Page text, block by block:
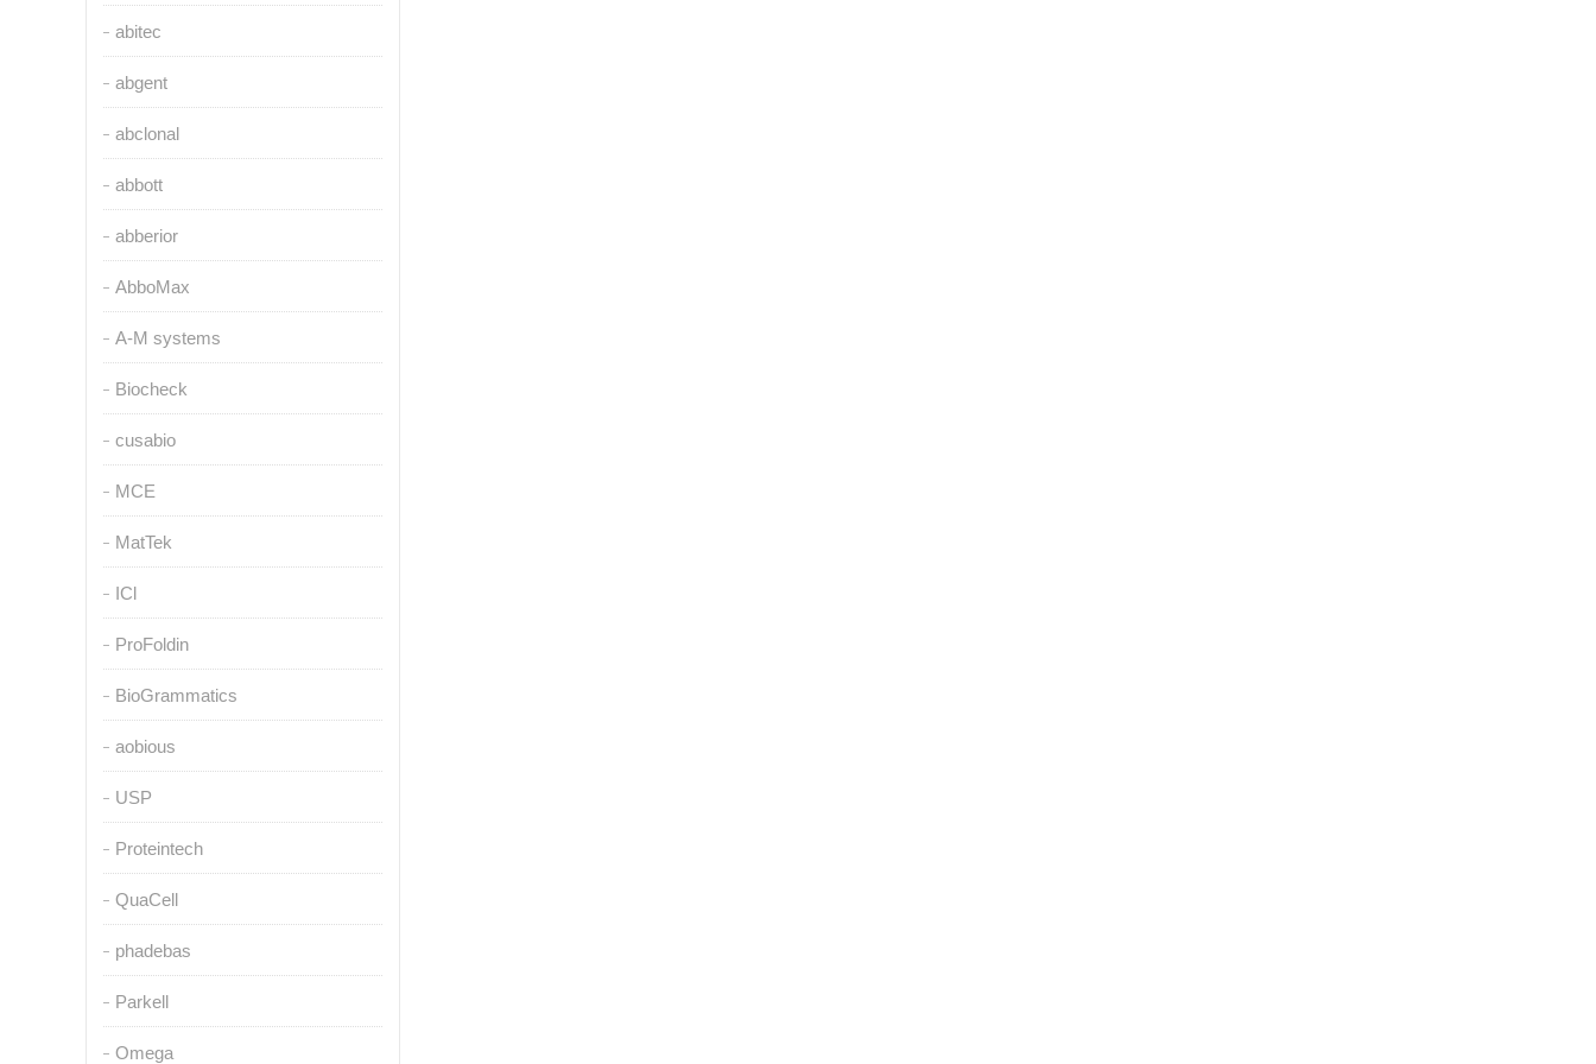
abitec
abgent
abclonal
abbott
abberior
AbboMax
A-M systems
Biocheck
cusabio
MCE
MatTek
ICl
ProFoldin
BioGrammatics
aobious
USP
Proteintech
QuaCell
phadebas
Parkell
Omega